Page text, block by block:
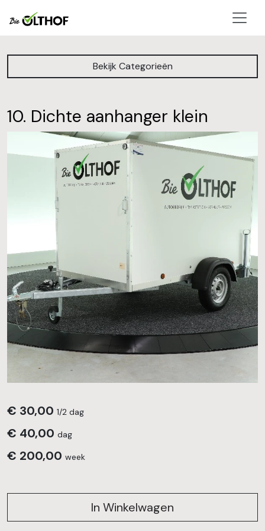
Bekijk Categorieën
10. Dichte aanhanger klein
€ 30,00 1/2 dag
€ 40,00 dag
€ 200,00 week
In Winkelwagen